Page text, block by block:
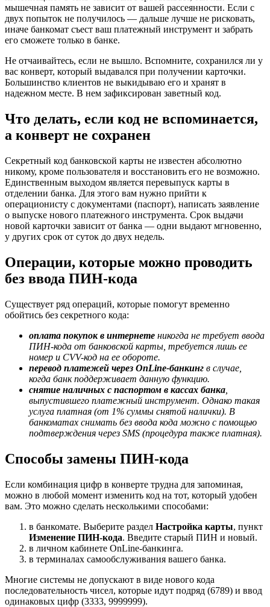
мышечная память не зависит от вашей рассеянности. Если с
двух попыток не получилось — дальше лучше не рисковать,
иначе банкомат съест ваш платежный инструмент и забрать
его сможете только в банке.
Не отчаивайтесь, если не вышло. Вспомните, сохранился ли у
вас конверт, который выдавался при получении карточки.
Большинство клиентов не выкидываю его и хранят в
надежном месте. В нем зафиксирован заветный код.
Что делать, если код не вспоминается,
а конверт не сохранен
Секретный код банковской карты не известен абсолютно
никому, кроме пользователя и восстановить его не возможно.
Единственным выходом является перевыпуск карты в
отделении банка. Для этого вам нужно прийти к
операционисту с документами (паспорт), написать заявление
о выпуске нового платежного инструмента. Срок выдачи
новой карточки зависит от банка — одни выдают мгновенно,
у других срок от суток до двух недель.
Операции, которые можно проводить
без ввода ПИН-кода
Существует ряд операций, которые помогут временно
обойтись без секретного кода:
оплата покупок в интернете никогда не требует ввода
ПИН-кода от банковской карты, требуется лишь ее
номер и CVV-код на ее обороте.
перевод платежей через OnLine-банкинг в случае,
когда банк поддерживает данную функцию.
снятие наличных с паспортом в кассах банка
выпустившего платежный инструмент. Однако такая
услуга платная (от 1% суммы снятой налички). В
банкоматах снимать без ввода кода можно с помощью
подтверждения через SMS (процедура также платная).
Способы замены ПИН-кода
Если комбинация цифр в конверте трудна для запоминая,
можно в любой момент изменить код на тот, который удобен
вам. Это можно сделать несколькими способами:
в банкомате. Выберите раздел Настройка карты, пункт
Изменение ПИН-кода. Введите старый ПИН и новый.
в личном кабинете OnLine-банкинга.
в терминалах самообслуживания вашего банка.
Многие системы не допускают в виде нового кода
последовательность чисел, которые идут подряд (6789) и ввод
одинаковых цифр (3333, 9999999).